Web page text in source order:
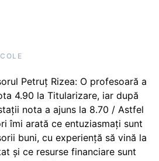
Petruț Rizea: O profesoară a
4.90 la Titularizare, iar după
nota a ajuns la 8.70 / Astfel
îmi arată ce entuziasmați sunt
buni, cu experiență să vină la
și ce resurse financiare sunt